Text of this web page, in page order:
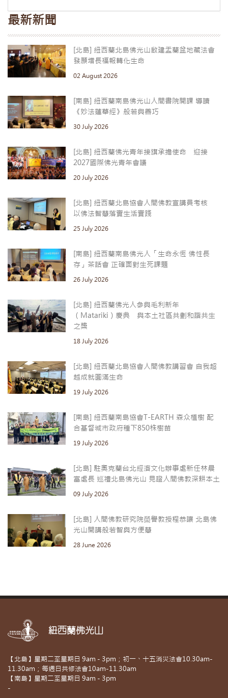
最新新聞
[北島] 紐西蘭北島佛光山啟建盂蘭盆地藏法會
發願增長福報轉化生命
02 August 2026
[南島] 紐西蘭南島佛光山人間書院開課 導讀
《妙法蓮華經》般若與善巧
30 July 2026
[北島] 紐西蘭佛光青年接旗承擔使命 迎接
2027國際佛光青年會議
20 July 2026
[北島] 紐西蘭北島協會人間佛教宣講員考核
以佛法智慧落實生活實踐
25 July 2026
[南島] 紐西蘭南島佛光人「生命永恆 佛性長
存」茶話會 正確面對生死課題
26 July 2026
[北島] 紐西蘭佛光人參與毛利新年
（Matariki）慶典 與本土社區共劃和諧共生
之槳
18 July 2026
[北島] 紐西蘭北島協會人間佛教講習會 自我超
越成就圓滿生命
19 July 2026
[南島] 紐西蘭南島協會T-EARTH 森众植樹 配
合基督城市政府種下850株樹苗
19 July 2026
[北島] 駐奧克蘭台北經濟文化辦事處新任林晨
富處長 巡禮北島佛光山 見證人間佛教深耕本土
09 July 2026
[北島] 人間佛教研究院榮譽教授程恭讓 北島佛
光山開講般若智與方便慧
28 June 2026
紐西蘭佛光山
【北島】星期二至星期日 9am - 3pm；初一、十五消災法會10.30am-
11.30am；每週日共修法會10am-11.30am
【南島】星期二至星期日 9am - 3pm
-